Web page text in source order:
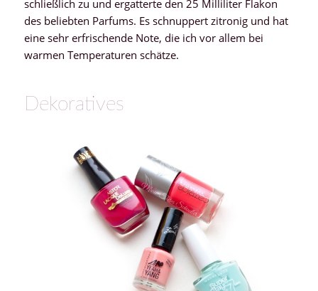
schließlich zu und ergatterte den 25 Milliliter Flakon
des beliebten Parfums. Es schnuppert zitronig und hat
eine sehr erfrischende Note, die ich vor allem bei
warmen Temperaturen schätze.
Dekoratives